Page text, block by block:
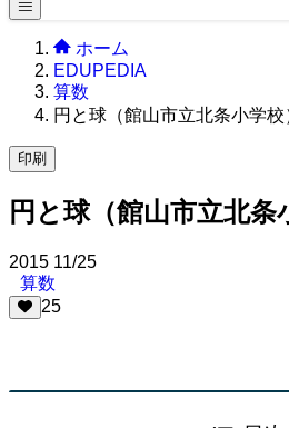
ホーム
EDUPEDIA
算数
円と球（館山市立北条小学校
印刷
円と球（館山市立北条
2015 11/25
算数
25